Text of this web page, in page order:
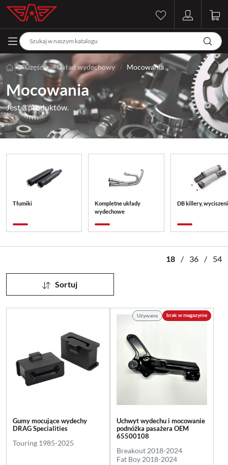
Części Układ wydechowy Mocowania
Mocowania
Jest 3 produktów.
Tłumiki
Kompletne układy
wydechowe
DB killery,
18 / 36 / 54
Sortuj
Gumy mocujące wydechy
DRAG Specialities
Touring 1985-2025
Używane brak w magazynie
Uchwyt wydechu i mocowanie
podnóżka pasażera OEM
65500108
Breakout 2018-2024
Fat Boy 2018-2024